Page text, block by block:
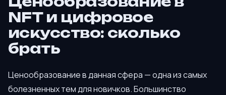
NFT и цифровое
искусство: сколько
брать
Ценообразование в данная сфера — одна из самых
болезненных тем для новичков. Большинство